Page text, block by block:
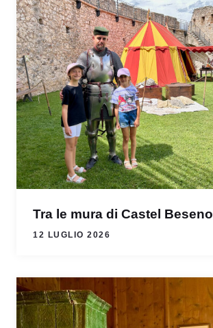
Tra le mura di Castel Beseno
12 LUGLIO 2026